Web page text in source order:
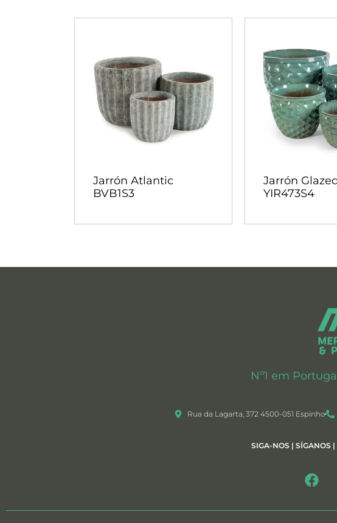
Jarrón Atlantic
BVB1S3
Jarrón
YIR473S4
Nº1 em
Rua da Lagarta, 372 4500-051 Espinho
SIGA-NOS | SÍGANOS